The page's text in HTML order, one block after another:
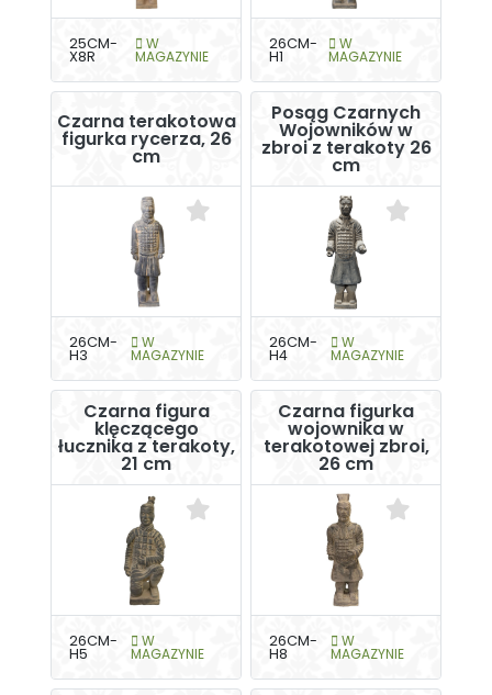
25CM-
X8R
W
MAGAZYNIE
26CM-
H1
W
MAGAZYNIE
Czarna terakotowa
figurka rycerza, 26
cm
26CM-
H3
W
MAGAZYNIE
Posąg Czarnych
Wojowników w
zbroi z terakoty 26
cm
26CM-
H4
W
MAGAZYNIE
Czarna figura
klęczącego
łucznika z terakoty,
21 cm
26CM-
H5
W
MAGAZYNIE
Czarna figurka
wojownika w
terakotowej zbroi,
26 cm
26CM-
H8
W
MAGAZYNIE